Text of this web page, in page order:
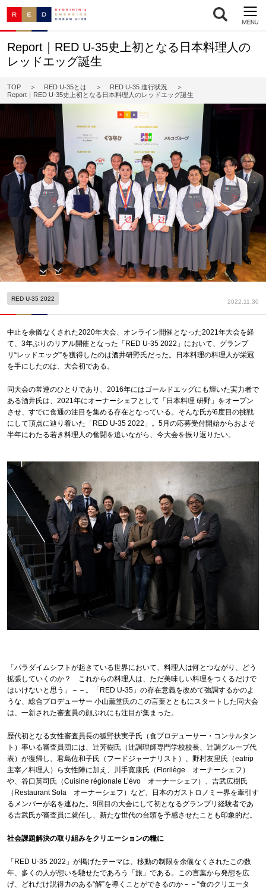
Report｜RED U-35史上初となる日本料理人の
レッドエッグ誕生
TOP RED U-35とは
RED U-35 進行状況
Report｜RED U-35史上初となる日本料理人のレッドエッグ誕生
RED U-35 2022 2022.11.30
中止を余儀なくされた2020年大会、オンライン開催となった2021年大会を経
て、3年ぶりのリアル開催となった「RED U-35 2022」において、グランプ
リ“レッドエッグ”を獲得したのは酒井研野氏だった。日本料理の料理人が栄冠
を手にしたのは、大会初である。
同大会の常連のひとりであり、2016年にはゴールドエッグにも輝いた実力者で
ある酒井氏は、2021年にオーナーシェフとして「日本料理 研野」をオープン
させ、すでに食通の注目を集める存在となっている。そんな氏が6度目の挑戦
にして頂点に辿り着いた「RED U-35 2022」。5月の応募受付開始からおよそ
半年にわたる若き料理人の奮闘を追いながら、今大会を振り返りたい。
「パラダイムシフトが起きている世界において、料理人は何とつながり、どう
拡張していくのか？ これからの料理人は、ただ美味しい料理をつくるだけで
はいけないと思う」－－。「RED U-35」の存在意義を改めて強調するかのよ
うな、総合プロデューサー 小山薫堂氏のこの言葉とともにスタートした同大会
は、一新された審査員の顔ぶれにも注目が集まった。
歴代初となる女性審査員長の狐野扶実子氏（食プロデューサー・コンサルタン
ト）率いる審査員団には、辻󠄀芳樹氏（辻󠄀調理師専門学校校長、辻󠄀調グループ代
表）が復帰し、君島佐和子氏（フードジャーナリスト）、野村友里氏（eatrip
主宰／料理人）ら女性陣に加え、川手寛康氏（Florilège オーナーシェフ）
や、谷口英司氏（Cuisine régionale L’évo オーナーシェフ）、吉武広樹氏
（Restaurant Sola オーナーシェフ）など、日本のガストロノミー界を牽引す
るメンバーが名を連ねた。9回目の大会にして初となるグランプリ経験者であ
る吉武氏が審査員に就任し、新たな世代の台頭を予感させたことも印象的だ。
社会課題解決の取り組みをクリエーションの糧に
「RED U-35 2022」が掲げたテーマは、移動の制限を余儀なくされたこの数
年、多くの人が想いを馳せたであろう「旅」である。この言葉から発想を広
げ、どれだけ説得力のある“解”を導くことができるのか－－“食のクリエータ